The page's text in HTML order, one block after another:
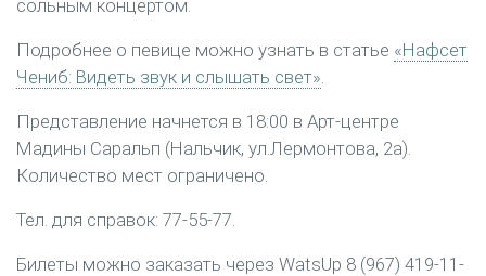
сольным концертом.
Подробнее о певице можно узнать в статье «Нафсет
Чениб: Видеть звук и слышать свет».
Представление начнется в 18:00 в Арт-центре
Мадины Саральп (Нальчик, ул.Лермонтова, 2а).
Количество мест ограничено.
Тел. для справок: 77-55-77.
Билеты можно заказать через WatsUp 8 (967) 419-11-